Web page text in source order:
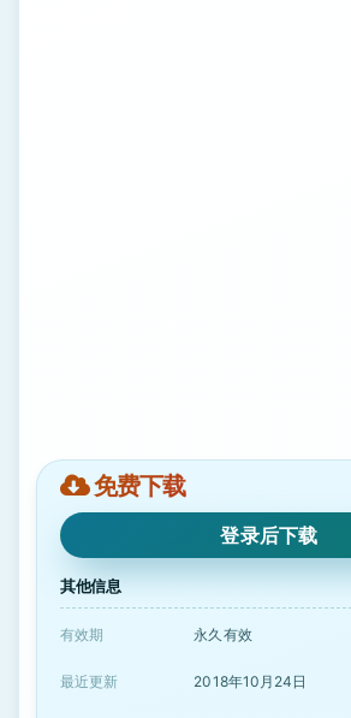
免费下载
登录后下载
其他信息
有效期 永久有效
最近更新 2018年10月24日